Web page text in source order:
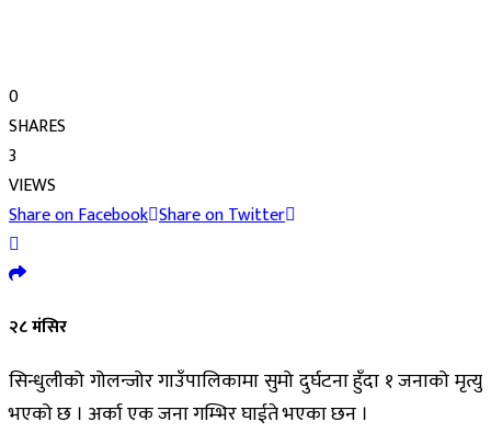
0
SHARES
3
VIEWS
Share on Facebook Share on Twitter
२८ मंसिर
सिन्धुलीको गोलन्जोर गाउँपालिकामा सुमो दुर्घटना हुँदा १ जनाको मृत्यु
भएको छ । अर्का एक जना गम्भिर घाईते भएका छन ।